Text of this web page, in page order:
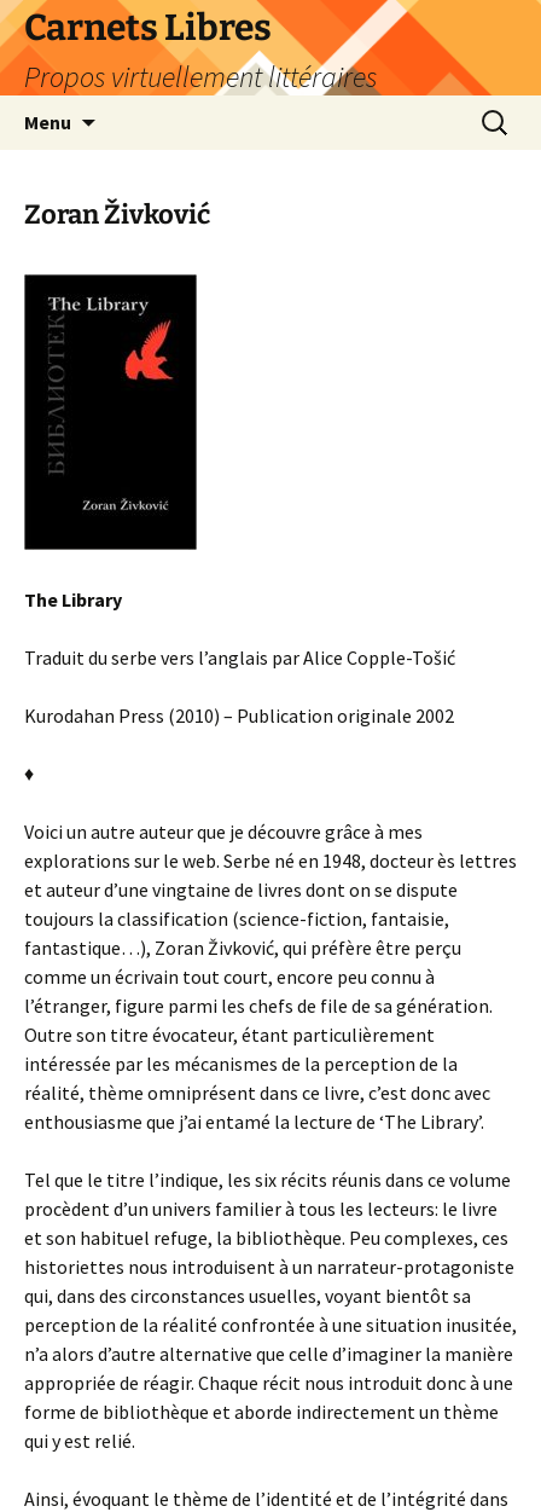
Skip
to
content
Carnets Libres
Propos virtuellement littéraires
Menu
Search
for:
Zoran Živković
The Library
Traduit du serbe vers l’anglais par Alice Copple-Tošić
Kurodahan Press (2010) – Publication originale 2002
♦
Voici un autre auteur que je découvre grâce à mes
explorations sur le web. Serbe né en 1948, docteur ès lettres
et auteur d’une vingtaine de livres dont on se dispute
toujours la classification (science-fiction, fantaisie,
fantastique…), Zoran Živković, qui préfère être perçu
comme un écrivain tout court, encore peu connu à
l’étranger, figure parmi les chefs de file de sa génération.
Outre son titre évocateur, étant particulièrement
intéressée par les mécanismes de la perception de la
réalité, thème omniprésent dans ce livre, c’est donc avec
enthousiasme que j’ai entamé la lecture de ‘The Library’.
Tel que le titre l’indique, les six récits réunis dans ce volume
procèdent d’un univers familier à tous les lecteurs: le livre
et son habituel refuge, la bibliothèque. Peu complexes, ces
historiettes nous introduisent à un narrateur-protagoniste
qui, dans des circonstances usuelles, voyant bientôt sa
perception de la réalité confrontée à une situation inusitée,
n’a alors d’autre alternative que celle d’imaginer la manière
appropriée de réagir. Chaque récit nous introduit donc à une
forme de bibliothèque et aborde indirectement un thème
qui y est relié.
Ainsi, évoquant le thème de l’identité et de l’intégrité dans